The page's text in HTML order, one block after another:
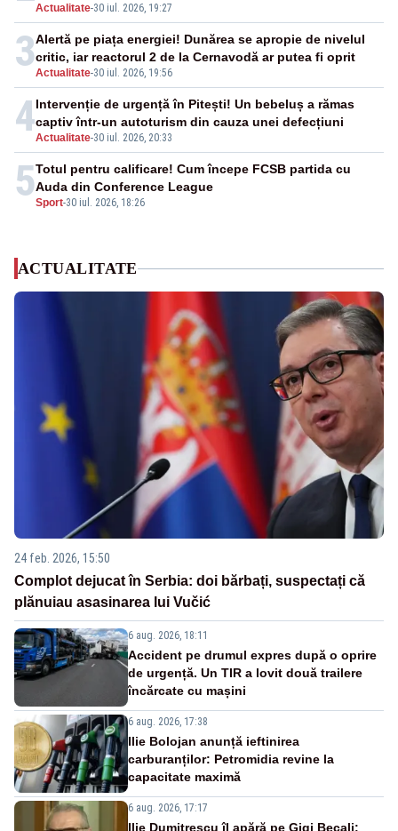
Actualitate-30 iul. 2026, 19:27
3Actualitate-30 iul. 2026, 19:56
Alertă pe piața energiei! Dunărea se apropie de nivelul
critic, iar reactorul 2 de la Cernavodă ar putea fi oprit
4Actualitate-30 iul. 2026, 20:33
Intervenție de urgență în Pitești! Un bebeluș a rămas
captiv într-un autoturism din cauza unei defecțiuni
5Sport-30 iul. 2026, 18:26
Totul pentru calificare! Cum începe FCSB partida cu
Auda din Conference League
ACTUALITATE
24 feb. 2026, 15:50
Complot dejucat în Serbia: doi bărbați, suspectați că
plănuiau asasinarea lui Vučić
6 aug. 2026, 18:11
Accident pe drumul expres după o oprire
de urgență. Un TIR a lovit două trailere
încărcate cu mașini
6 aug. 2026, 17:38
Ilie Bolojan anunță ieftinirea
carburanților: Petromidia revine la
capacitate maximă
6 aug. 2026, 17:17
Ilie Dumitrescu îl apără pe Gigi Becali: